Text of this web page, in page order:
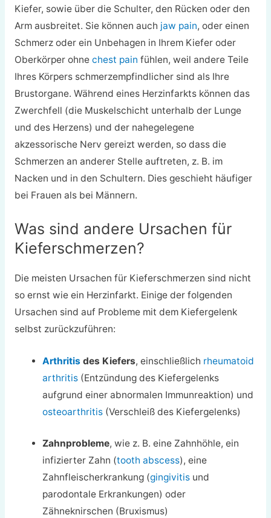
Kiefer, sowie über die Schulter, den Rücken oder den
Arm ausbreitet. Sie können auch jaw pain, oder einen
Schmerz oder ein Unbehagen in Ihrem Kiefer oder
Oberkörper ohne chest pain fühlen, weil andere Teile
Ihres Körpers schmerzempfindlicher sind als Ihre
Brustorgane. Während eines Herzinfarkts können das
Zwerchfell (die Muskelschicht unterhalb der Lunge
und des Herzens) und der nahegelegene
akzessorische Nerv gereizt werden, so dass die
Schmerzen an anderer Stelle auftreten, z. B. im
Nacken und in den Schultern. Dies geschieht häufiger
bei Frauen als bei Männern.
Was sind andere Ursachen für
Kieferschmerzen?
Die meisten Ursachen für Kieferschmerzen sind nicht
so ernst wie ein Herzinfarkt. Einige der folgenden
Ursachen sind auf Probleme mit dem Kiefergelenk
selbst zurückzuführen:
Arthritis des Kiefers, einschließlich rheumatoid
arthritis (Entzündung des Kiefergelenks
aufgrund einer abnormalen Immunreaktion) und
osteoarthritis (Verschleiß des Kiefergelenks)
Zahnprobleme, wie z. B. eine Zahnhöhle, ein
infizierter Zahn (tooth abscess), eine
Zahnfleischerkrankung (gingivitis und
parodontale Erkrankungen) oder
Zähneknirschen (Bruxismus)